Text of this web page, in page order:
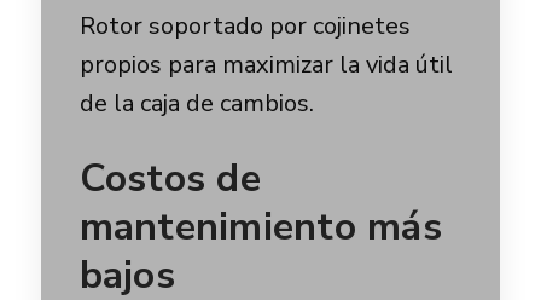
Rotor soportado por cojinetes
propios para maximizar la vida útil
de la caja de cambios.
Costos de
mantenimiento más
bajos